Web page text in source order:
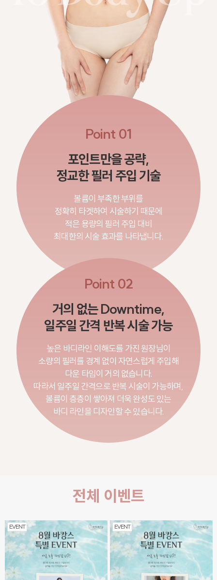
Point 01
포인트만을 공략,
정교한 필러 주입 기술
볼륨이 부족한 부위를
정확히 타겟하여 시술하기 때문에
적은 용량의 필러 주입 대비
최대한의 시술 효과를 나타냅니다.
Point 02
거의 없는 Downtime,
일주일 간격 반복 시술 가능
높은 바디라인 이해도를 가진 원장님이
소량의 필러를 경계 없이 자연스럽게 주입해
다운 타임이 거의 없습니다.
따라서 일주일 간격으로 반복 시술이 가능하며,
볼륨이 층층이 쌓아져 더욱 완성도 있는
바디 라인을 디자인할 수 있습니다.
전체 이벤트
EVENT EVENT